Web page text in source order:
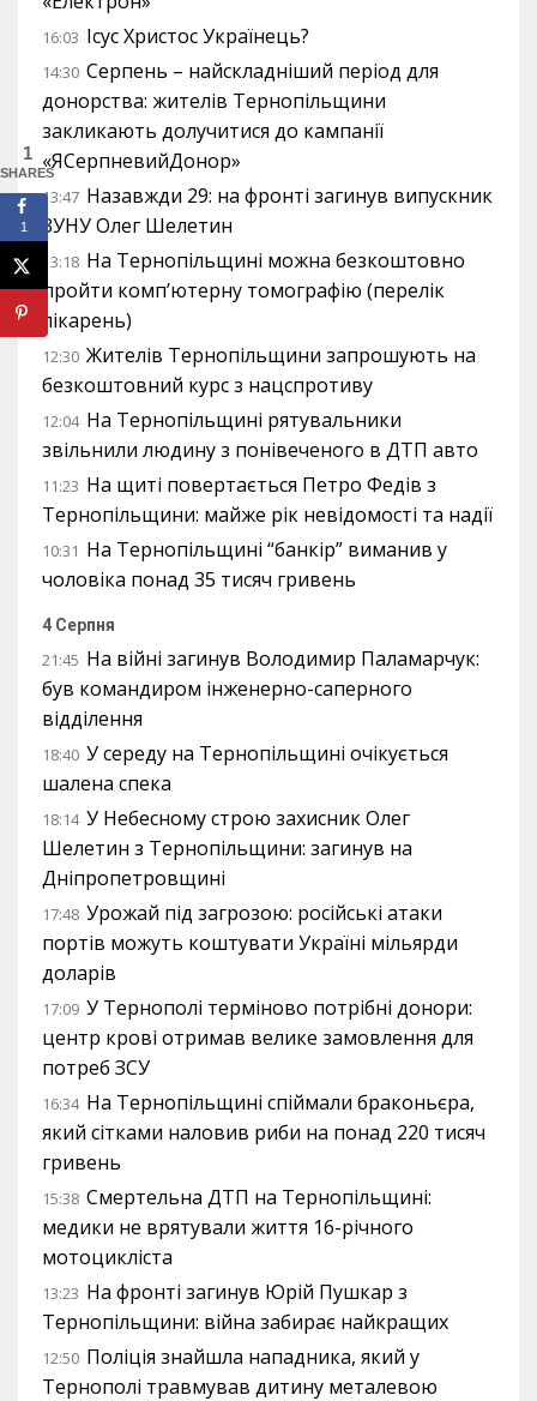
16:03 Ісус Христос Українець?
14:30 Серпень – найскладніший період для
донорства: жителів Тернопільщини
закликають долучитися до кампанії
«ЯСерпневийДонор»
13:47 Назавжди 29: на фронті загинув випускник
ЗУНУ Олег Шелетин
13:18 На Тернопільщині можна безкоштовно
пройти комп’ютерну томографію (перелік
лікарень)
12:30 Жителів Тернопільщини запрошують на
безкоштовний курс з нацспротиву
12:04 На Тернопільщині рятувальники
звільнили людину з понівеченого в ДТП авто
11:23 На щиті повертається Петро Федів з
Тернопільщини: майже рік невідомості та надії
10:31 На Тернопільщині “банкір” виманив у
чоловіка понад 35 тисяч гривень
4 Серпня
21:45 На війні загинув Володимир Паламарчук:
був командиром інженерно-саперного
відділення
18:40 У середу на Тернопільщині очікується
шалена спека
18:14 У Небесному строю захисник Олег
Шелетин з Тернопільщини: загинув на
Дніпропетровщині
17:48 Урожай під загрозою: російські атаки
портів можуть коштувати Україні мільярди
доларів
17:09 У Тернополі терміново потрібні донори:
центр крові отримав велике замовлення для
потреб ЗСУ
16:34 На Тернопільщині спіймали браконьєра,
який сітками наловив риби на понад 220 тисяч
гривень
15:38 Смертельна ДТП на Тернопільщині:
медики не врятували життя 16-річного
мотоцикліста
13:23 На фронті загинув Юрій Пушкар з
Тернопільщини: війна забирає найкращих
12:50 Поліція знайшла нападника, який у
Тернополі травмував дитину металевою
1
SHARES
1